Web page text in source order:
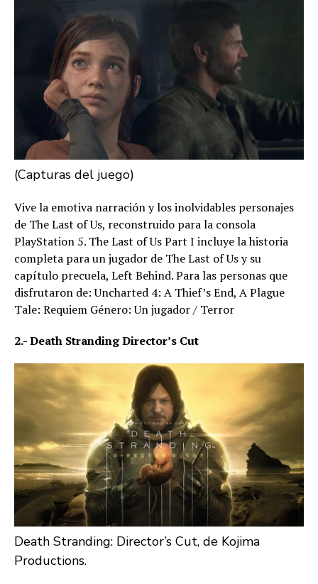
(Capturas del juego)
Vive la emotiva narración y los inolvidables personajes
de The Last of Us, reconstruido para la consola
PlayStation 5. The Last of Us Part I incluye la historia
completa para un jugador de The Last of Us y su
capítulo precuela, Left Behind. Para las personas que
disfrutaron de: Uncharted 4: A Thief’s End, A Plague
Tale: Requiem Género: Un jugador / Terror
2.- Death Stranding Director’s Cut
Death Stranding: Director’s Cut, de Kojima
Productions.